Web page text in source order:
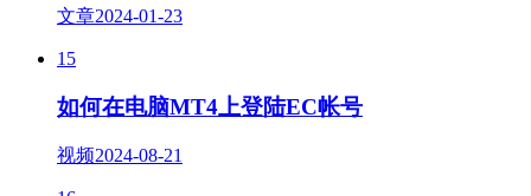
文章2024-01-23
15
如何在电脑MT4上登陆EC帐号
视频2024-08-21